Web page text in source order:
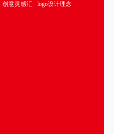
创意灵感汇
logo设计理念